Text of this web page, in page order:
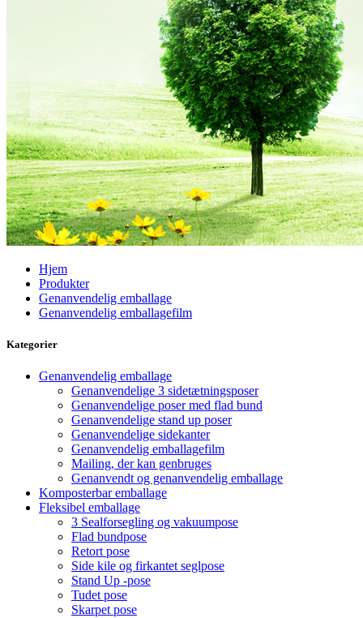
Hjem
Produkter
Genanvendelig emballage
Genanvendelig emballagefilm
Kategorier
Genanvendelig emballage
Genanvendelige 3 sidetætningsposer
Genanvendelige poser med flad bund
Genanvendelige stand up poser
Genanvendelige sidekanter
Genanvendelig emballagefilm
Mailing, der kan genbruges
Genanvendt og genanvendelig emballage
Komposterbar emballage
Fleksibel emballage
3 Sealforsegling og vakuumpose
Flad bundpose
Retort pose
Side kile og firkantet seglpose
Stand Up -pose
Tudet pose
Skarpet pose